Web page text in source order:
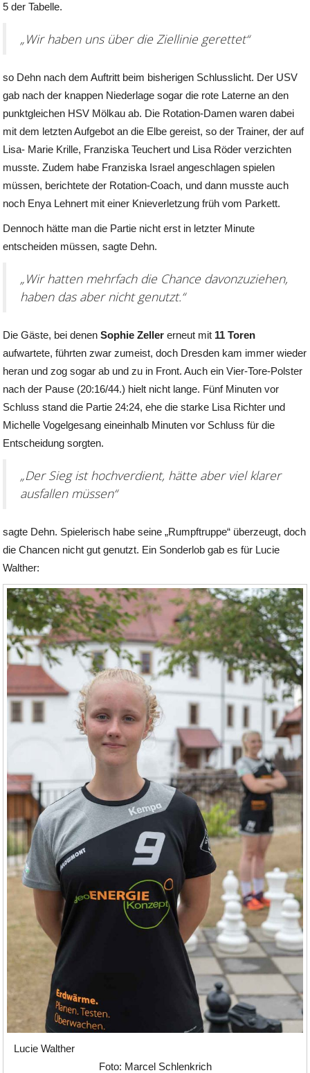
5 der Tabelle.
„Wir haben uns über die Ziellinie gerettet“
so Dehn nach dem Auftritt beim bisherigen Schlusslicht. Der USV
gab nach der knappen Niederlage sogar die rote Laterne an den
punktgleichen HSV Mölkau ab. Die Rotation-Damen waren dabei
mit dem letzten Aufgebot an die Elbe gereist, so der Trainer, der auf
Lisa- Marie Krille, Franziska Teuchert und Lisa Röder verzichten
musste. Zudem habe Franziska Israel angeschlagen spielen
müssen, berichtete der Rotation-Coach, und dann musste auch
noch Enya Lehnert mit einer Knieverletzung früh vom Parkett.
Dennoch hätte man die Partie nicht erst in letzter Minute
entscheiden müssen, sagte Dehn.
„Wir hatten mehrfach die Chance davonzuziehen,
haben das aber nicht genutzt.“
Die Gäste, bei denenSophie Zeller erneut mit 11 Toren
aufwartete, führten zwar zumeist, doch Dresden kam immer wieder
heran und zog sogar ab und zu in Front. Auch ein Vier-Tore-Polster
nach der Pause (20:16/44.) hielt nicht lange. Fünf Minuten vor
Schluss stand die Partie 24:24, ehe die starke Lisa Richter und
Michelle Vogelgesang eineinhalb Minuten vor Schluss für die
Entscheidung sorgten.
„Der Sieg ist hochverdient, hätte aber viel klarer
ausfallen müssen“
sagte Dehn. Spielerisch habe seine „Rumpftruppe“ überzeugt, doch
die Chancen nicht gut genutzt. Ein Sonderlob gab es für Lucie
Walther:
Lucie Walther
Foto: Marcel Schlenkrich